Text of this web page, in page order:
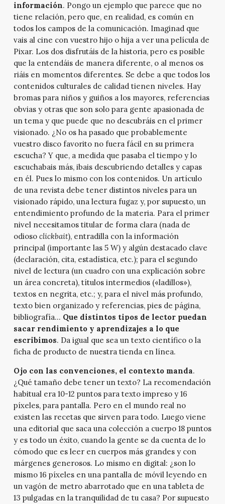
información. Pongo un ejemplo que parece que no
tiene relación, pero que, en realidad, es común en
todos los campos de la comunicación. Imaginad que
vais al cine con vuestro hijo o hija a ver una película de
Pixar. Los dos disfrutáis de la historia, pero es posible
que la entendáis de manera diferente, o al menos os
riáis en momentos diferentes. Se debe a que todos los
contenidos culturales de calidad tienen niveles. Hay
bromas para niños y guiños a los mayores, referencias
obvias y otras que son solo para gente apasionada de
un tema y que puede que no descubráis en el primer
visionado. ¿No os ha pasado que probablemente
vuestro disco favorito no fuera fácil en su primera
escucha? Y que, a medida que pasaba el tiempo y lo
escuchabais más, ibais descubriendo detalles y capas
en él. Pues lo mismo con los contenidos. Un artículo
de una revista debe tener distintos niveles para un
visionado rápido, una lectura fugaz y, por supuesto, un
entendimiento profundo de la materia. Para el primer
nivel necesitamos titular de forma clara (nada de
odioso clickbait), entradilla con la información
principal (importante las 5 W) y algún destacado clave
(declaración, cita, estadística, etc.); para el segundo
nivel de lectura (un cuadro con una explicación sobre
un área concreta), títulos intermedios («ladillos»),
textos en negrita, etc.; y, para el nivel más profundo,
texto bien organizado y referencias, pies de página,
bibliografía… Que distintos tipos de lector puedan
sacar rendimiento y aprendizajes a lo que
escribimos. Da igual que sea un texto científico o la
ficha de producto de nuestra tienda en línea.
Ojo con las convenciones, el contexto manda.
¿Qué tamaño debe tener un texto? La recomendación
habitual era 10-12 puntos para texto impreso y 16
píxeles, para pantalla. Pero en el mundo real no
existen las recetas que sirven para todo. Luego viene
una editorial que saca una colección a cuerpo 18 puntos
y es todo un éxito, cuando la gente se da cuenta de lo
cómodo que es leer en cuerpos más grandes y con
márgenes generosos. Lo mismo en digital: ¿son lo
mismo 16 píxeles en una pantalla de móvil leyendo en
un vagón de metro abarrotado que en una tableta de
13 pulgadas en la tranquilidad de tu casa? Por supuesto